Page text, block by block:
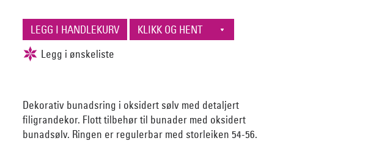
Dekorativ bunadsring i oksidert sølv med detaljert
filigrandekor. Flott tilbehør til bunader med oksidert
bunadsølv. Ringen er regulerbar med storleiken 54-56.